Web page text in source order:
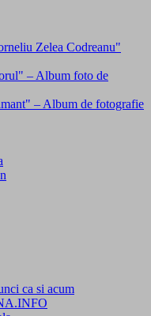
Zelea Codreanu"
– Album foto de
– Album de fotografie
ca si acum